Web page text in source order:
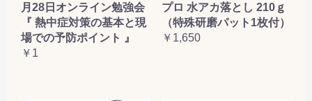
月28日オンライン勉強会
『 熱中症対策の基本と現
場での予防ポイント 』
￥1
プロ 水アカ落とし 210ｇ
（特殊研磨パット1枚付）
￥1,650